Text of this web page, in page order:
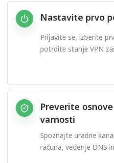
Nastavite prvo
Prijavite se, izberite
potrdite stanje VPN
Preverite
varnosti
Spoznajte uradne
računa, vedenje DNS